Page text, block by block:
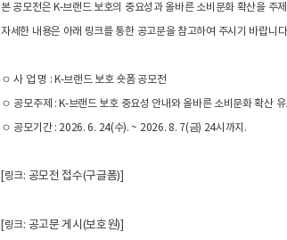
본 공모전은 K-브랜드 보호의 중요성과 올바른 소비문화 확산을 주
자세한 내용은 아래 링크를 통한 공고문을 참고하여 주시기 바랍니
ㅇ 사 업 명 : K-브랜드 보호 숏폼 공모전
ㅇ 공모주제 : K-브랜드 보호 중요성 안내와 올바른 소비문화 확산
ㅇ 공모기간 : 2026. 6. 24(수). ~ 2026. 8. 7(금) 24시까지.
[링크: 공모전 접수(구글폼)
[링크: 공고문 게시(보호원)